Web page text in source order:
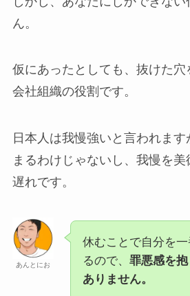
ん。
仮にあったとしても、抜けた
会社組織の役割です。
日本人は我慢強いと言われま
まるわけじゃないし、我慢を
遅れです。
あんとにお
休むことで自分を
るので、 罪悪感を抱
ありません。